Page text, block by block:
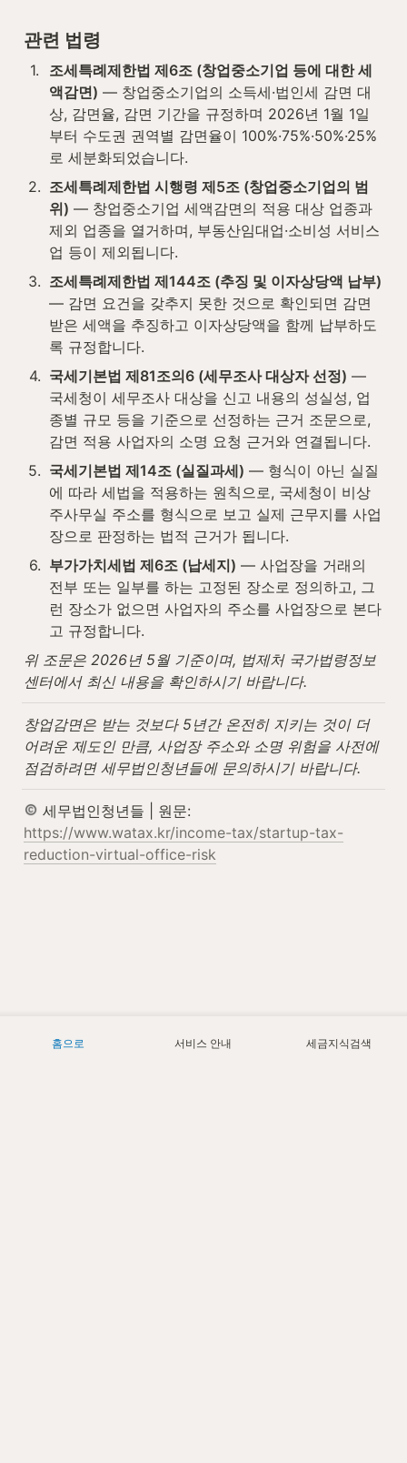
관련 법령
1.
조세특례제한법 제6조 (창업중소기업 등에 대한 세
액감면) — 창업중소기업의 소득세·법인세 감면 대
상, 감면율, 감면 기간을 규정하며 2026년 1월 1일
부터 수도권 권역별 감면율이 100%·75%·50%·25%
로 세분화되었습니다.
2. 조세특례제한법 시행령 제5조 (창업중소기업의 범
위) — 창업중소기업 세액감면의 적용 대상 업종과
제외 업종을 열거하며, 부동산임대업·소비성 서비스
업 등이 제외됩니다.
3. 조세특례제한법 제144조 (추징 및 이자상당액 납부)
— 감면 요건을 갖추지 못한 것으로 확인되면 감면
받은 세액을 추징하고 이자상당액을 함께 납부하도
록 규정합니다.
4. 국세기본법 제81조의6 (세무조사 대상자 선정) —
국세청이 세무조사 대상을 신고 내용의 성실성, 업
종별 규모 등을 기준으로 선정하는 근거 조문으로,
감면 적용 사업자의 소명 요청 근거와 연결됩니다.
5. 국세기본법 제14조 (실질과세) — 형식이 아닌 실질
에 따라 세법을 적용하는 원칙으로, 국세청이 비상
주사무실 주소를 형식으로 보고 실제 근무지를 사업
장으로 판정하는 법적 근거가 됩니다.
6. 부가가치세법 제6조 (납세지) — 사업장을 거래의
전부 또는 일부를 하는 고정된 장소로 정의하고, 그
런 장소가 없으면 사업자의 주소를 사업장으로 본다
고 규정합니다.
위 조문은 2026년 5월 기준이며, 법제처 국가법령정보
센터에서 최신 내용을 확인하시기 바랍니다.
창업감면은 받는 것보다 5년간 온전히 지키는 것이 더
어려운 제도인 만큼, 사업장 주소와 소명 위험을 사전에
점검하려면 세무법인청년들에 문의하시기 바랍니다.
https://www.watax.kr/income-tax/startup-tax-
reduction-virtual-office-risk
홈으로 서비스 안내 세금지식검색